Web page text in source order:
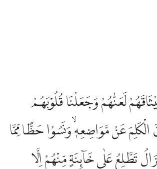
لَعَنّٰهُمْ وَجَعَلْنَا قُلُوْبَهُمْ
عَنْ مَّوَاضِعِهٖۙ وَنَسُوْا حَظًّا مِّمَّا
تَطَّلِعُ عَلٰى خَاۤىِٕنَةٍ مِّنْهُمْ اِلَّا